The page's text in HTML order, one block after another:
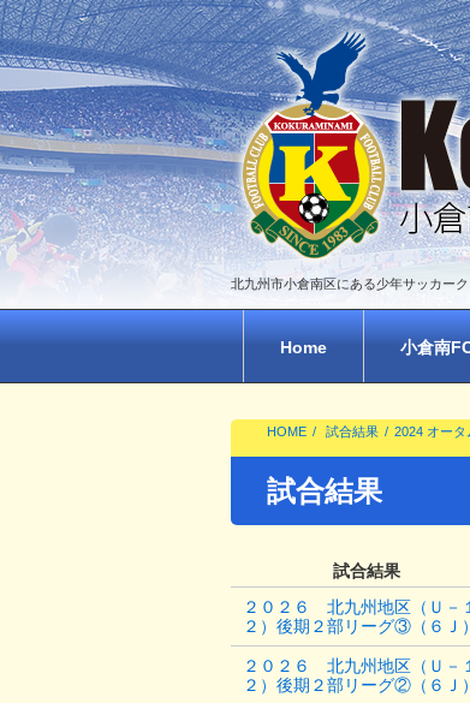
北九州市小倉南区にある少年サッカー
Home 小倉南
HOME 試合結果 2024 オータ
試合結果
試合結果
２０２６ 北九州地区（Ｕ－１
２）後期２部リーグ③（６Ｊ）
２０２６ 北九州地区（Ｕ－１
２）後期２部リーグ②（６Ｊ）